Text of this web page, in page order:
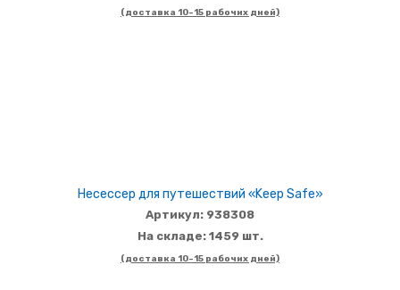
(доставка 10-15 рабочих дней)
Несессер для путешествий «Keep Safe»
Артикул: 938308
На складе: 1459 шт.
(доставка 10-15 рабочих дней)